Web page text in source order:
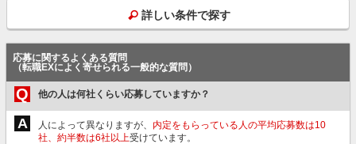
詳しい条件で探す
応募に関するよくある質問
（転職EXによく寄せられる一般的な質問）
Q 他の人は何社くらい応募していますか？
A 人によって異なりますが、 内定をもらっている人の平均応募数は10
社、約半数は6社以上受けています。